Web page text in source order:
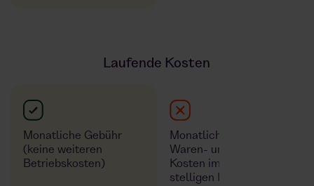
Laufende Kosten
Monatliche Gebühr
(keine weiteren
Betriebskosten)
Monatliche Personal-,
Waren- und Betriebs -
Kosten im 4 bis 6-
stelligen Bereich